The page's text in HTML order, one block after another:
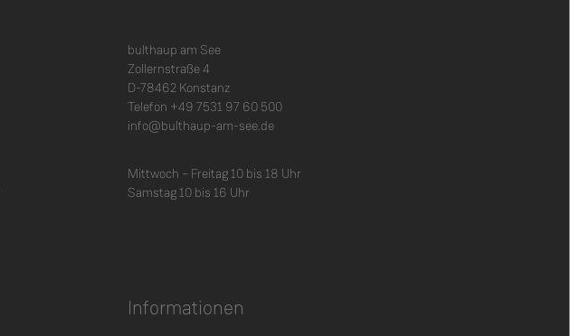
bulthaup am See
Zollernstraße 4
D-78462 Konstanz
Telefon +49 7531 97 60 500
info@bulthaup-am-see.de
Mittwoch – Freitag 10 bis 18 Uhr
Samstag 10 bis 16 Uhr
Informationen